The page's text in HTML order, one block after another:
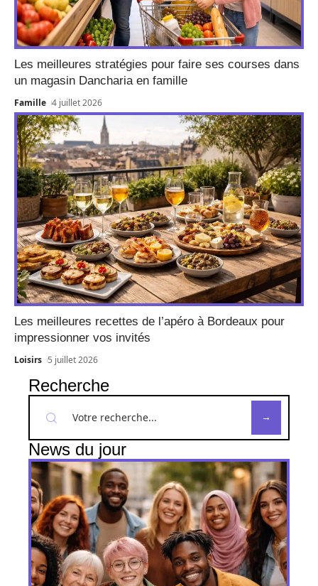
Les meilleures stratégies pour faire ses courses dans
un magasin Dancharia en famille
Famille 4 juillet 2026
Les meilleures recettes de l’apéro à Bordeaux pour
impressionner vos invités
Loisirs 5 juillet 2026
Recherche
News du jour